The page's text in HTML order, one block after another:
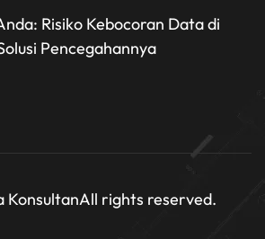
Risiko Kebocoran Data di
Pencegahannya
KonsultanAll rights reserved.